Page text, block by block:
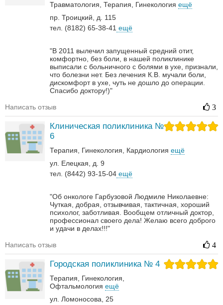
Травматология Терапия Гинекология ещё
пр. Троицкий, д. 115
тел. (8182) 65-38-41 ещё
"В 2011 вылечил запущенный средний отит,
комфортно, без боли, в нашей поликлинике
выписали с больничного с болями в ухе, признали,
что болезни нет. Без лечения К.В. мучали боли,
дискомфорт в ухе, чуть не дошло до операции.
Спасибо доктору!)"
Написать отзыв 3
Клиническая поликлиника №
6
Терапия Гинекология Кардиология ещё
ул. Елецкая, д. 9
тел. (8442) 93-15-04 ещё
"Об онкологе Гарбузовой Людмиле Николаевне:
Чуткая, добрая, отзывчивая, тактичная, хороший
психолог, заботливая. Вообщем отличный доктор,
профессионал своего дела! Желаю всего доброго
и удачи в делах!!!"
Написать отзыв 4
Городская поликлиника № 4
Терапия
Гинекология
Офтальмология ещё
ул. Ломоносова, 25